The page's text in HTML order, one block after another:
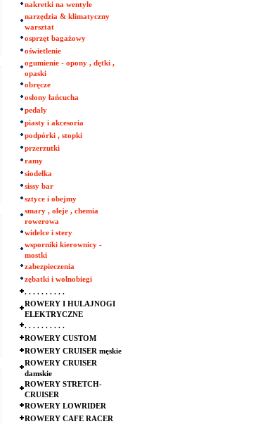
nakretki na wentyle
narzędzia & klimatyczny
warsztat
osprzęt bagażowy
oświetlenie
ogumienie - opony , dętki ,
opaski
obręcze
osłony łańcucha
pedały
piasty i akcesoria
podpórki , stopki
przerzutki
ramy
siodełka
sissy bar
sztyce i obejmy
smary , oleje , chemia
rowerowa
widelce i stery
wsporniki kierownicy -
mostki
zabezpieczenia
zębatki i wolnobiegi
. . . . . . . . . .
ROWERY I HULAJNOGI
ELEKTRYCZNE
. . . . . . . . . .
ROWERY CUSTOM
ROWERY CRUISER męskie
ROWERY CRUISER
damskie
ROWERY STRETCH-
CRUISER
ROWERY LOWRIDER
ROWERY CAFE RACER